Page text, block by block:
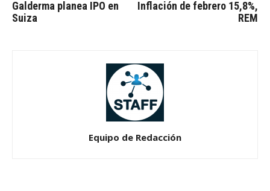
Galderma planea IPO en
Suiza
Inflación de febrero 15,8%,
REM
Equipo de Redacción